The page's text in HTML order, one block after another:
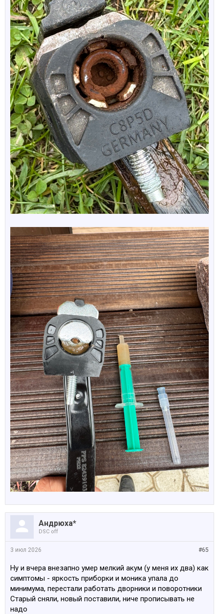
Андрюха*
DSC off
#65
3 июл 2026
Ну и вчера внезапно умер мелкий акум (у меня их два) как
симптомы - яркость приборки и моника упала до
минимума, перестали работать дворники и поворотники
Старый сняли, новый поставили, ниче прописывать не
надо